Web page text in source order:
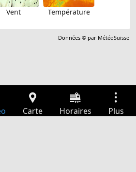
Vent Température
Données © par MétéoSuisse
Carte Horaires Plus